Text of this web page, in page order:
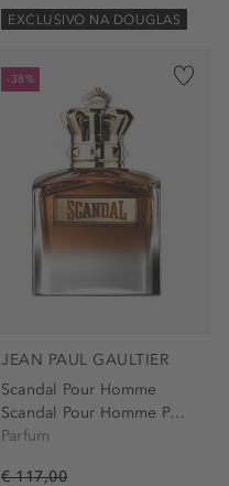
EXCLUSIVO NA DOUGLAS
-38%
JEAN PAUL GAULTIER
Scandal Pour Homme
Scandal Pour Homme Parfum...
Parfum
€ 117,00